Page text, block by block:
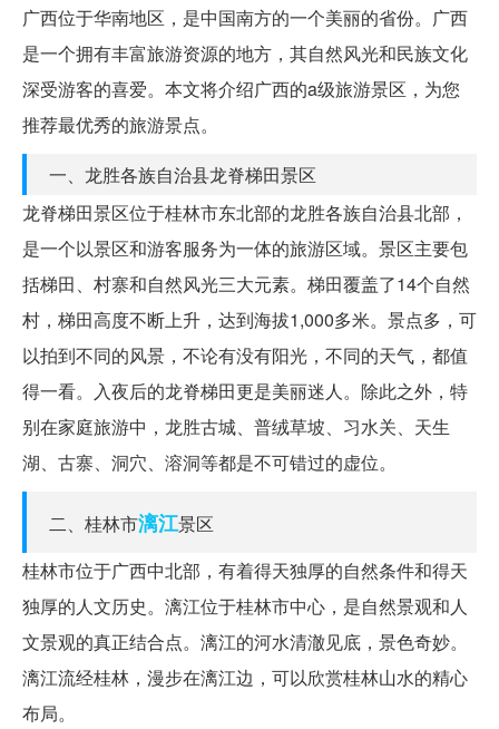
广西位于华南地区，是中国南方的一个美丽的省份。广西
是一个拥有丰富旅游资源的地方，其自然风光和民族文化
深受游客的喜爱。本文将介绍广西的a级旅游景区，为您
推荐最优秀的旅游景点。
一、龙胜各族自治县龙脊梯田景区
龙脊梯田景区位于桂林市东北部的龙胜各族自治县北部，
是一个以景区和游客服务为一体的旅游区域。景区主要包
括梯田、村寨和自然风光三大元素。梯田覆盖了14个自然
村，梯田高度不断上升，达到海拔1,000多米。景点多，可
以拍到不同的风景，不论有没有阳光，不同的天气，都值
得一看。入夜后的龙脊梯田更是美丽迷人。除此之外，特
别在家庭旅游中，龙胜古城、普绒草坡、习水关、天生
湖、古寨、洞穴、溶洞等都是不可错过的虚位。
二、桂林市漓江景区
桂林市位于广西中北部，有着得天独厚的自然条件和得天
独厚的人文历史。漓江位于桂林市中心，是自然景观和人
文景观的真正结合点。漓江的河水清澈见底，景色奇妙。
漓江流经桂林，漫步在漓江边，可以欣赏桂林山水的精心
布局。